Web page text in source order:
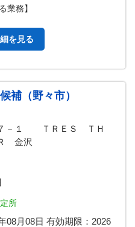
業務】
を見る
補（野々市）
７－１ ＴＲＥＳ ＴＨ
金沢
所
08月08日 有効期限： 2026